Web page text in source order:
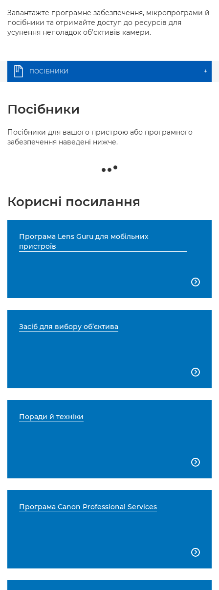
Завантажте програмне забезпечення, мікропрограми й
посібники та отримайте доступ до ресурсів для
усунення неполадок об’єктивів камери.
ПОСІБНИКИ +
Посібники
Посібники для вашого пристрою або програмного
забезпечення наведені нижче.
Корисні посилання
Програма Lens Guru для мобільних
пристроїв

Засіб для вибору об’єктива

Поради й техніки

Програма Canon Professional Services
